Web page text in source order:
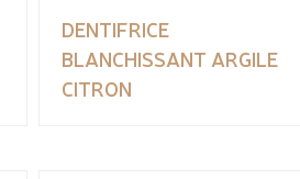
DENTIFRICE
BLANCHISSANT ARGILE
CITRON